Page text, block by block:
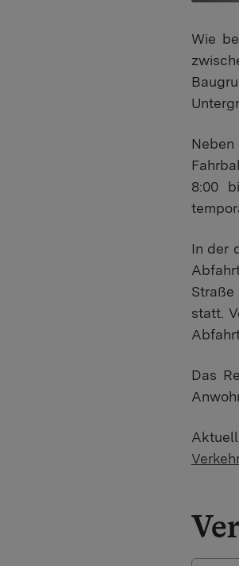
Wie
Neben
8:00
In der
statt.
Das